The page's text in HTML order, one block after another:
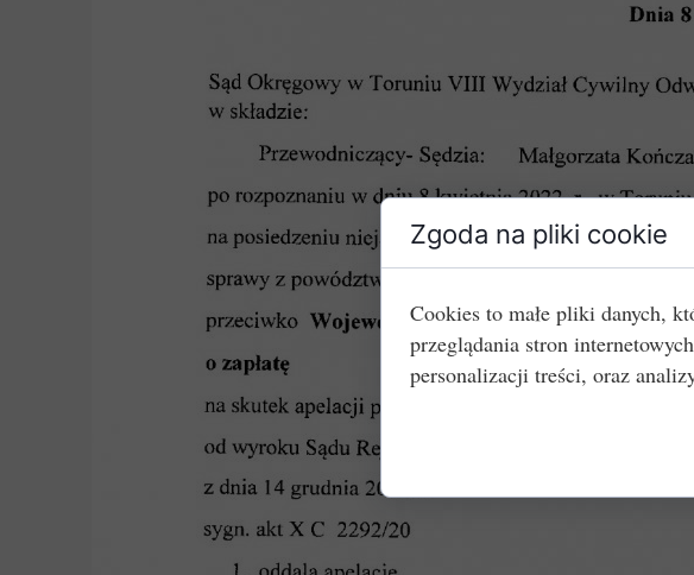
Zgoda na pliki cookie
Cookies to małe pliki danych,
przeglądania stron
personalizacji treści, oraz